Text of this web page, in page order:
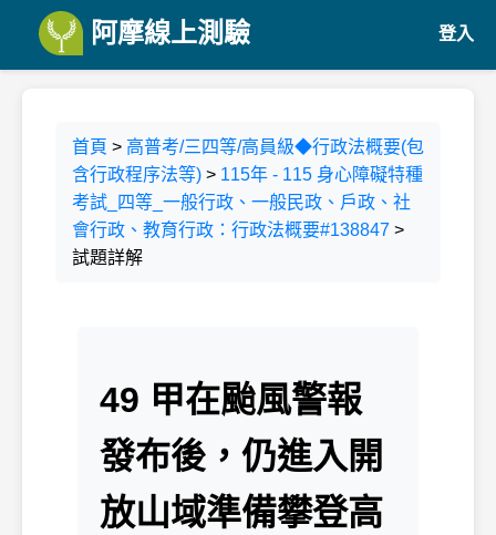
阿摩線上測驗 登入
首頁 > 高普考/三四等/高員級◆行政法概要(包
含行政程序法等) > 115年 - 115 身心障礙特種
考試_四等_一般行政、一般民政、戶政、社
會行政、教育行政：行政法概要#138847 >
試題詳解
49 甲在颱風警報
發布後，仍進入開
放山域準備攀登高